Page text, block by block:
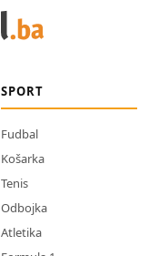
SPORT
Fudbal
Košarka
Tenis
Odbojka
Atletika